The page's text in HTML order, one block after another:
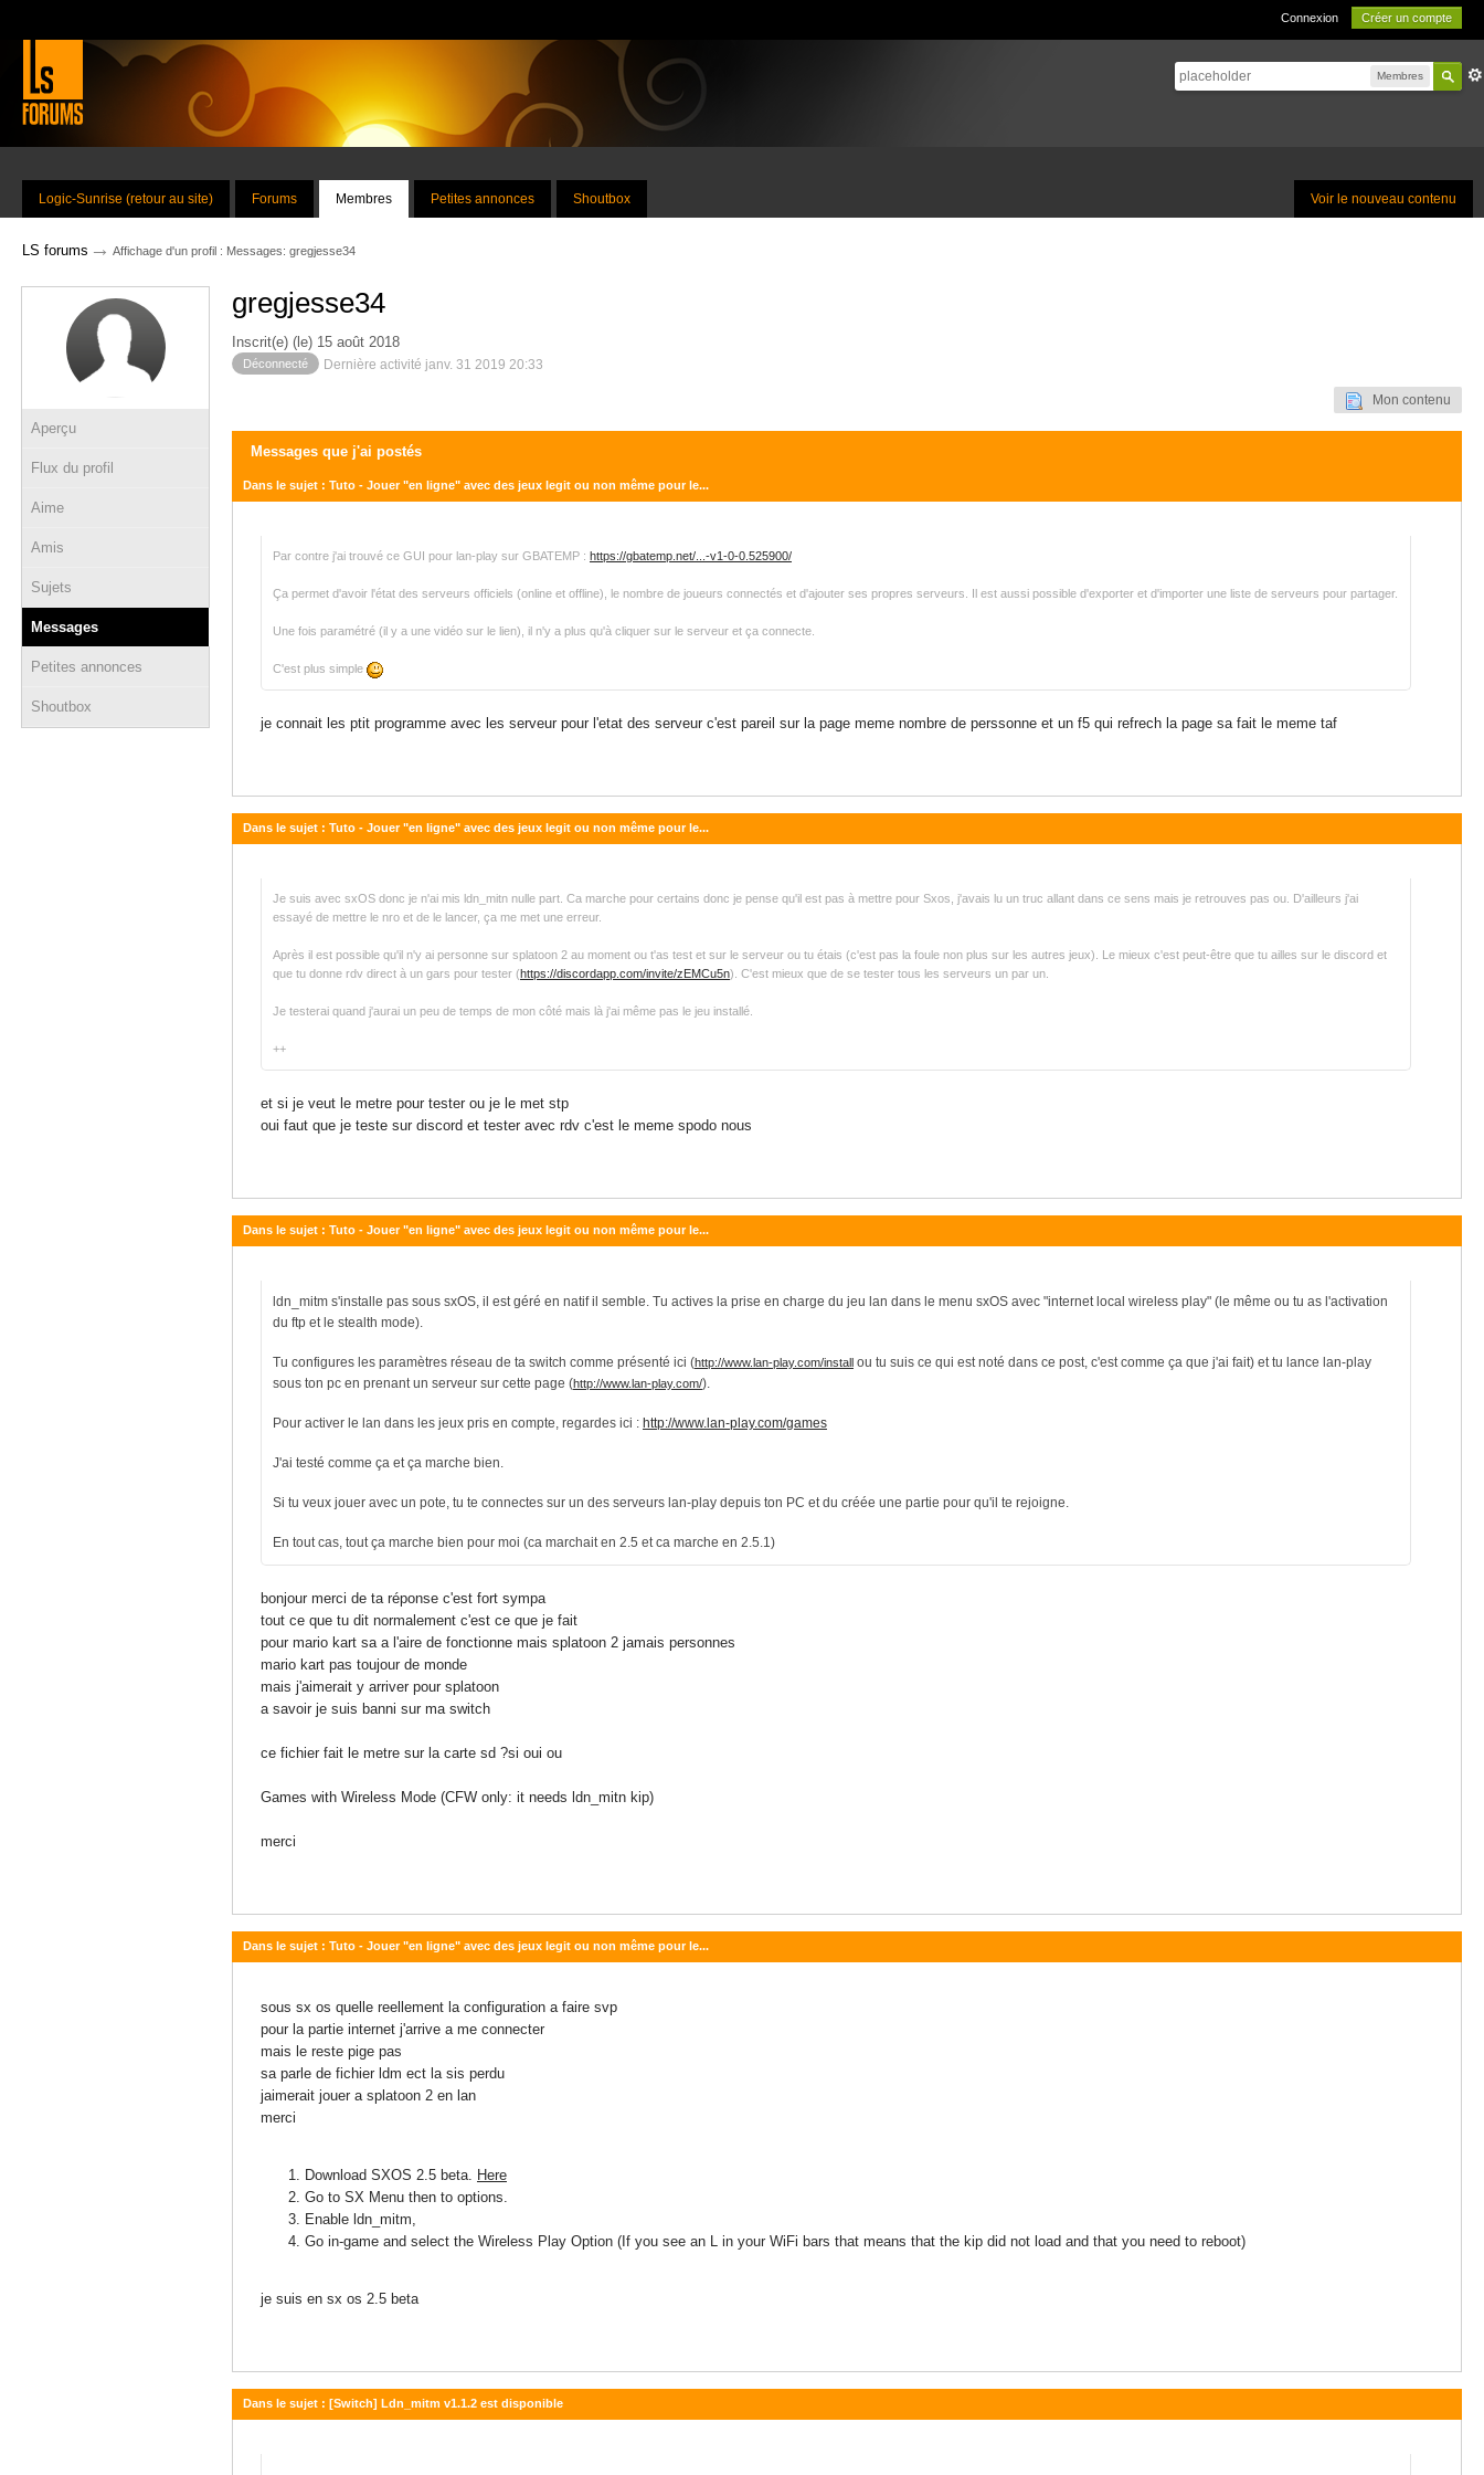
Connexion Créer un compte
Membres
Voir le nouveau contenu
Logic-Sunrise (retour au site) Forums Membres Petites annonces Shoutbox
LS forums → Affichage d'un profil : Messages: gregjesse34
Aperçu
Flux du profil
Aime
Amis
Sujets
Messages
Petites annonces
Shoutbox
gregjesse34
Inscrit(e) (le) 15 août 2018
Déconnecté Dernière activité janv. 31 2019 20:33
Mon contenu
Messages que j'ai postés
Dans le sujet : Tuto - Jouer "en ligne" avec des jeux legit ou non même pour le...
Par contre j'ai trouvé ce GUI pour lan-play sur GBATEMP : https://gbatemp.net/...-v1-0-0.525900/
Ça permet d'avoir l'état des serveurs officiels (online et offline), le nombre de joueurs connectés et d'ajouter ses propres serveurs. Il est aussi possible d'exporter et d'importer une liste de serveurs pour partager.
Une fois paramétré (il y a une vidéo sur le lien), il n'y a plus qu'à cliquer sur le serveur et ça connecte.
C'est plus simple
je connait les ptit programme avec les serveur pour l'etat des serveur c'est pareil sur la page meme nombre de perssonne et un f5 qui refrech la page sa fait le meme taf
Dans le sujet : Tuto - Jouer "en ligne" avec des jeux legit ou non même pour le...
Je suis avec sxOS donc je n'ai mis ldn_mitn nulle part. Ca marche pour certains donc je pense qu'il est pas à mettre pour Sxos, j'avais lu un truc allant dans ce sens mais je retrouves pas ou. D'ailleurs j'ai
essayé de mettre le nro et de le lancer, ça me met une erreur.
Après il est possible qu'il n'y ai personne sur splatoon 2 au moment ou t'as test et sur le serveur ou tu étais (c'est pas la foule non plus sur les autres jeux). Le mieux c'est peut-être que tu ailles sur le discord et
que tu donne rdv direct à un gars pour tester (https://discordapp.com/invite/zEMCu5n). C'est mieux que de se tester tous les serveurs un par un.
Je testerai quand j'aurai un peu de temps de mon côté mais là j'ai même pas le jeu installé.
++
et si je veut le metre pour tester ou je le met stp
oui faut que je teste sur discord et tester avec rdv c'est le meme spodo nous
Dans le sujet : Tuto - Jouer "en ligne" avec des jeux legit ou non même pour le...
ldn_mitm s'installe pas sous sxOS, il est géré en natif il semble. Tu actives la prise en charge du jeu lan dans le menu sxOS avec "internet local wireless play" (le même ou tu as l'activation
du ftp et le stealth mode).
Tu configures les paramètres réseau de ta switch comme présenté ici (http://www.lan-play.com/install ou tu suis ce qui est noté dans ce post, c'est comme ça que j'ai fait) et tu lance lan-play
sous ton pc en prenant un serveur sur cette page (http://www.lan-play.com/).
Pour activer le lan dans les jeux pris en compte, regardes ici : http://www.lan-play.com/games
J'ai testé comme ça et ça marche bien.
Si tu veux jouer avec un pote, tu te connectes sur un des serveurs lan-play depuis ton PC et du créée une partie pour qu'il te rejoigne.
En tout cas, tout ça marche bien pour moi (ca marchait en 2.5 et ca marche en 2.5.1)
bonjour merci de ta réponse c'est fort sympa
tout ce que tu dit normalement c'est ce que je fait
pour mario kart sa a l'aire de fonctionne mais splatoon 2 jamais personnes
mario kart pas toujour de monde
mais j'aimerait y arriver pour splatoon
a savoir je suis banni sur ma switch
ce fichier fait le metre sur la carte sd ?si oui ou
Games with Wireless Mode (CFW only: it needs ldn_mitn kip)
merci
Dans le sujet : Tuto - Jouer "en ligne" avec des jeux legit ou non même pour le...
sous sx os quelle reellement la configuration a faire svp
pour la partie internet j'arrive a me connecter
mais le reste pige pas
sa parle de fichier ldm ect la sis perdu
jaimerait jouer a splatoon 2 en lan
merci
Download SXOS 2.5 beta. Here
Go to SX Menu then to options.
Enable ldn_mitm,
Go in-game and select the Wireless Play Option (If you see an L in your WiFi bars that means that the kip did not load and that you need to reboot)
je suis en sx os 2.5 beta
Dans le sujet : [Switch] Ldn_mitm v1.1.2 est disponible